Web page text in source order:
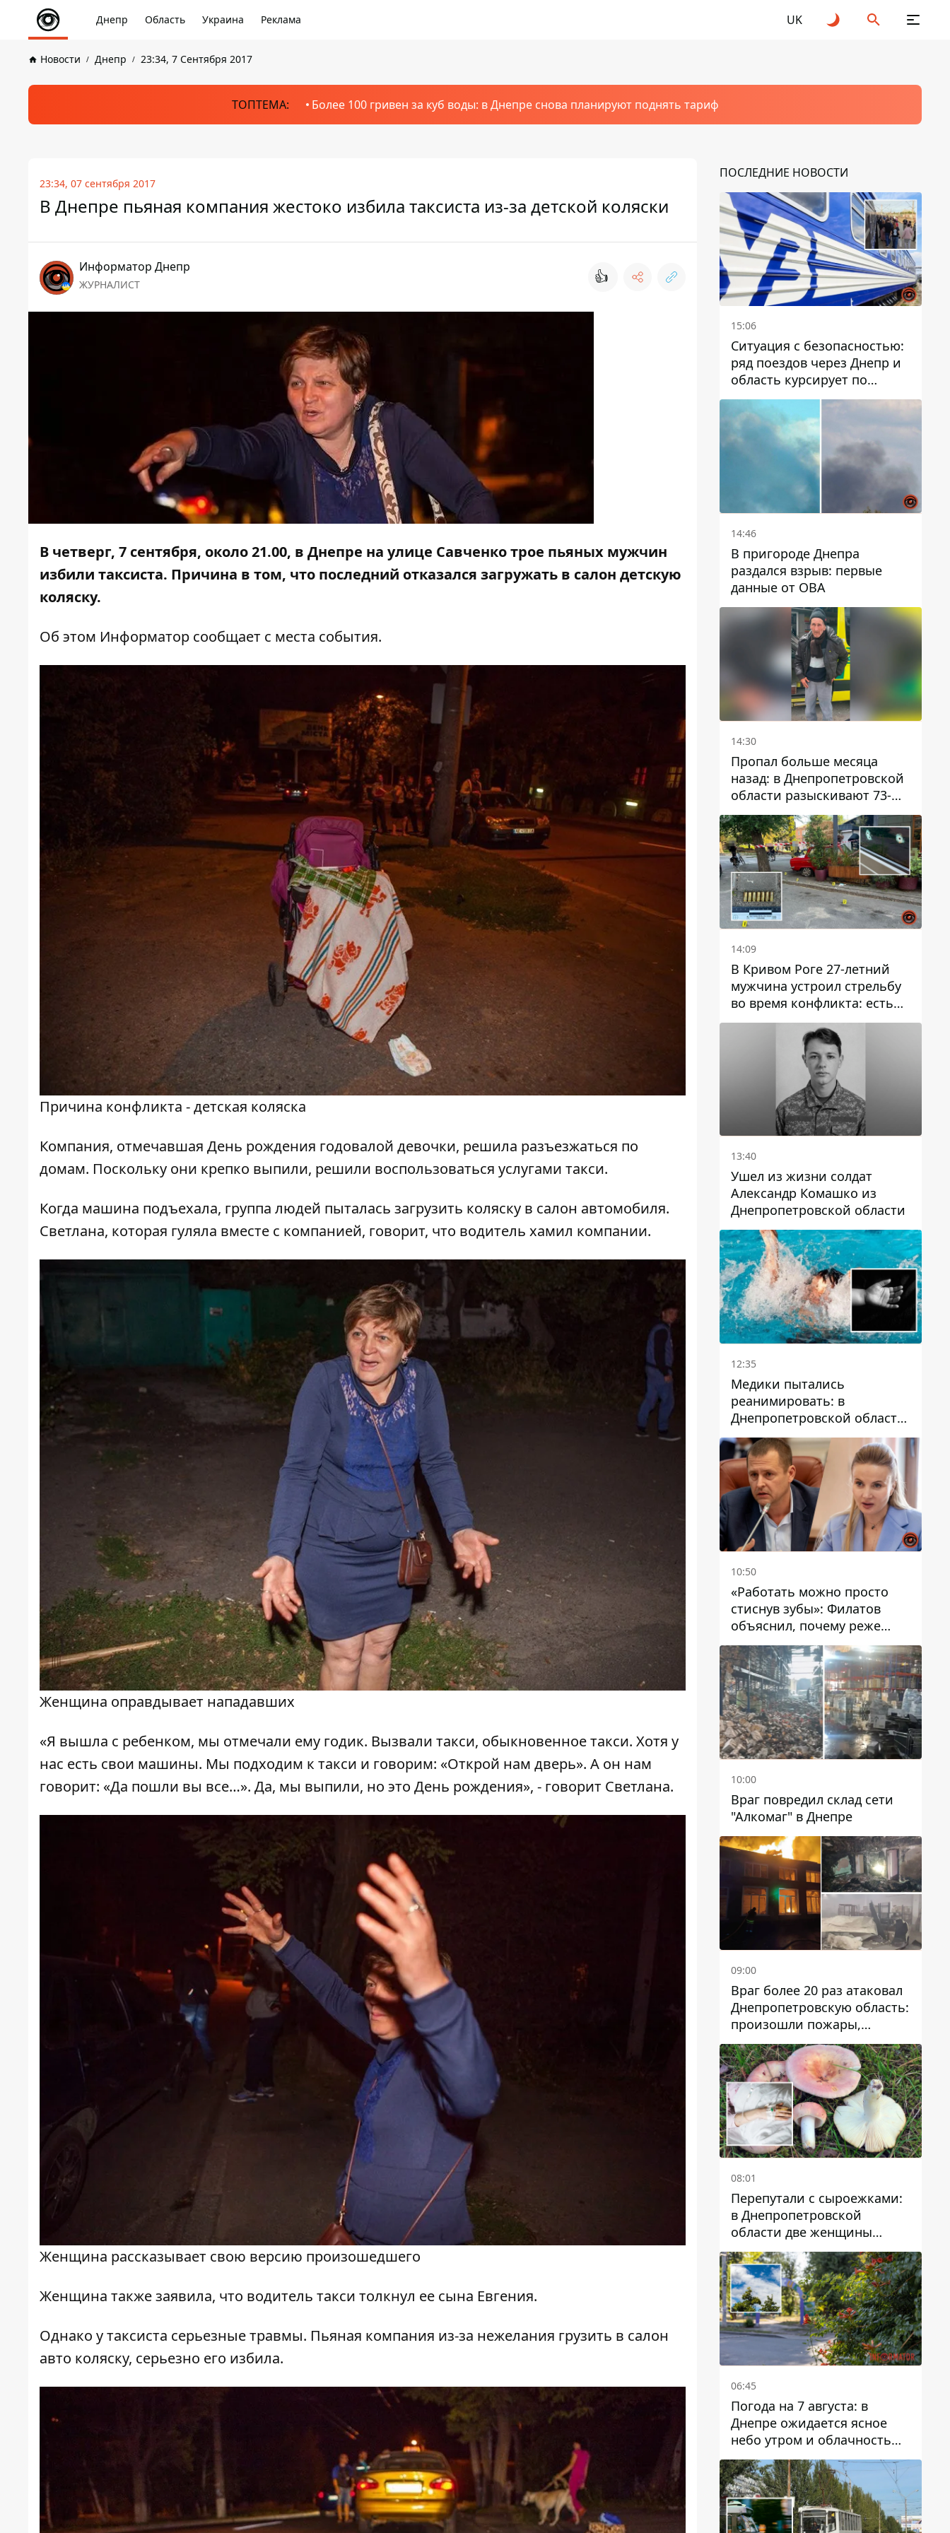
Днепр Область Украина Реклама UK
Новости Днепр 23:34, 7 Сентября 2017
ТОПТЕМА: Более 100 гривен за куб воды: в Днепре снова планируют поднять тариф
23:34, 07 сентября 2017
В Днепре пьяная компания жестоко избила таксиста из-за детской коляски
Информатор Днепр
ЖУРНАЛИСТ 👍
В четверг, 7 сентября, около 21.00, в Днепре на улице Савченко трое пьяных мужчин
избили таксиста. Причина в том, что последний отказался загружать в салон детскую
коляску.
Об этом Информатор сообщает с места события.
Причина конфликта - детская коляска
Компания, отмечавшая День рождения годовалой девочки, решила разъезжаться по
домам. Поскольку они крепко выпили, решили воспользоваться услугами такси.
Когда машина подъехала, группа людей пыталась загрузить коляску в салон автомобиля.
Светлана, которая гуляла вместе с компанией, говорит, что водитель хамил компании.
Женщина оправдывает нападавших
«Я вышла с ребенком, мы отмечали ему годик. Вызвали такси, обыкновенное такси. Хотя у
нас есть свои машины. Мы подходим к такси и говорим: «Открой нам дверь». А он нам
говорит: «Да пошли вы все…». Да, мы выпили, но это День рождения», - говорит Светлана.
Женщина рассказывает свою версию произошедшего
Женщина также заявила, что водитель такси толкнул ее сына Евгения.
Однако у таксиста серьезные травмы. Пьяная компания из-за нежелания грузить в салон
авто коляску, серьезно его избила.
ПОСЛЕДНИЕ НОВОСТИ
15:06
Ситуация с безопасностью:
ряд поездов через Днепр и
область курсирует по
измененному маршруту, а
часть пути заменили
автобусами и электричками
14:46
В пригороде Днепра
раздался взрыв: первые
данные от ОВА
14:30
Пропал больше месяца
назад: в Днепропетровской
области разыскивают 73-
летнего мужчину
14:09
В Кривом Роге 27-летний
мужчина устроил стрельбу
во время конфликта: есть
раненый
13:40
Ушел из жизни солдат
Александр Комашко из
Днепропетровской области
12:35
Медики пытались
реанимировать: в
Днепропетровской области
двухлетний мальчик утонул
в бассейне
10:50
«Работать можно просто
стиснув зубы»: Филатов
объяснил, почему реже
пишет в соцсетях и
раскритиковал медийность
чиновников
10:00
Враг повредил склад сети
"Алкомаг" в Днепре
09:00
Враг более 20 раз атаковал
Днепропетровскую область:
произошли пожары,
повреждены дома,
инфраструктура и авто
08:01
Перепутали с сыроежками:
в Днепропетровской
области две женщины
отравились грибами
06:45
Погода на 7 августа: в
Днепре ожидается ясное
небо утром и облачность
после обеда